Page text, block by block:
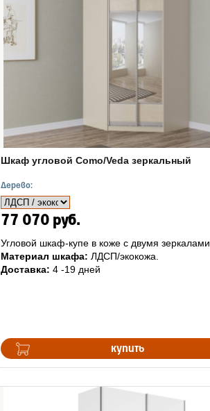
Шкаф угловой Como/Veda зеркальный
Дерево:
77 070 руб.
купить
Угловой шкаф-купе в коже с двумя зеркалами.
Материал шкафа: ЛДСП/экокожа.
Доставка: 4 -19 дней